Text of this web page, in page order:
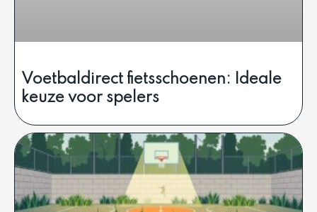
Voetbaldirect fietsschoenen: Ideale
keuze voor spelers